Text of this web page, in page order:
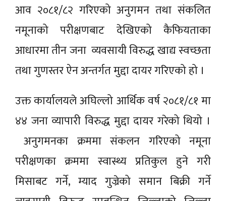
आव २०८१/८२ गरिएको अनुगमन तथा संकलित
नमूनाको परीक्षणबाट देखिएको कैफियताका
आधारमा तीन जना व्यवसायी विरुद्ध खाद्य स्वच्छता
तथा गुणस्तर ऐन अन्तर्गत मुद्दा दायर गरिएको हो ।
उक्त कार्यालयले अघिल्लो आर्थिक वर्ष २०८१/८१ मा
४४ जना व्यापारी विरुद्ध मुद्दा दायर गरेको थियो ।
अनुगमनका क्रममा संकलन गरिएको नमूना
परीक्षणका क्रममा स्वास्थ्य प्रतिकुल हुने गरी
मिसाबट गर्ने, म्याद गुज्रेको समान बिक्री गर्ने